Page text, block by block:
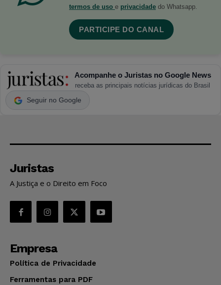
termos de uso e privacidade do Whatsapp.
PARTICIPE DO CANAL
Acompanhe o Juristas no Google News
receba as principais notícias jurídicas do Brasil
Seguir no Google
Juristas
A Justiça e o Direito em Foco
Empresa
Política de Privacidade
Ferramentas para PDF